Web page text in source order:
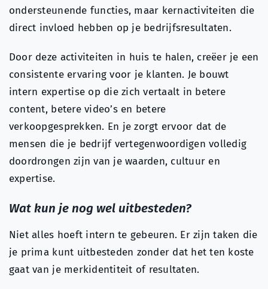
ondersteunende functies, maar kernactiviteiten die
direct invloed hebben op je bedrijfsresultaten.
Door deze activiteiten in huis te halen, creëer je een
consistente ervaring voor je klanten. Je bouwt
intern expertise op die zich vertaalt in betere
content, betere video’s en betere
verkoopgesprekken. En je zorgt ervoor dat de
mensen die je bedrijf vertegenwoordigen volledig
doordrongen zijn van je waarden, cultuur en
expertise.
Wat kun je nog wel uitbesteden?
Niet alles hoeft intern te gebeuren. Er zijn taken die
je prima kunt uitbesteden zonder dat het ten koste
gaat van je merkidentiteit of resultaten.